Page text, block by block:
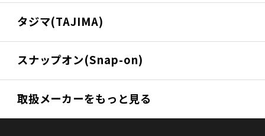
タジマ(TAJIMA)
スナップオン(Snap-on)
取扱メーカーをもっと見る